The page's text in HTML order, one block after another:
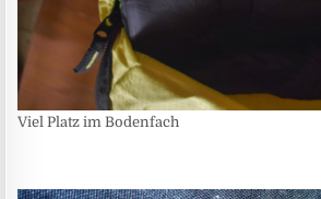
Viel Platz im Bodenfach